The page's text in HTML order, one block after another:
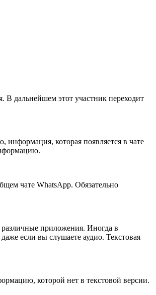
В дальнейшем этот участник переходит
которая появляется в чате
чате WhatsApp. Обязательно
приложения. Иногда в
если вы слушаете аудио. Текстовая
которой нет в текстовой версии.